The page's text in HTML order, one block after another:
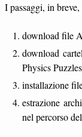
I passaggi, in breve,
download file
download
Physics
installazione
estrazione
nel percorso